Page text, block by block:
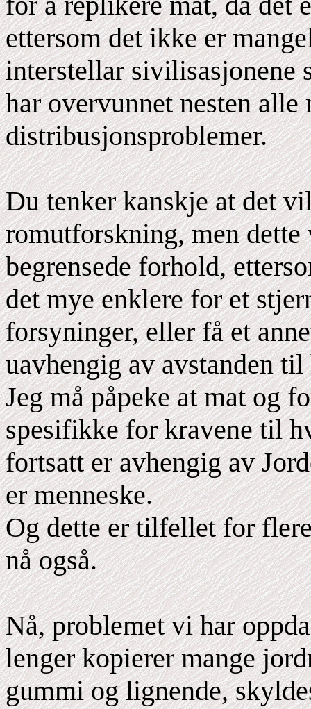
ettersom det ikke er
interstellar sivilisasjonene
har overvunnet nesten alle
distribusjonsproblemer.
Du tenker kanskje at det
romutforskning, men
begrensede forhold,
det mye enklere for et
forsyninger, eller få et
uavhengig av avstanden
Jeg må påpeke at mat og
spesifikke for kravene til
fortsatt er avhengig av
er menneske.
Og dette er tilfellet for
nå også.
Nå, problemet vi har
lenger kopierer mange
gummi og lignende,